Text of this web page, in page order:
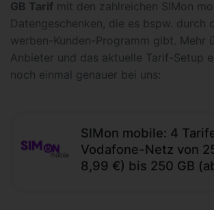
GB Tarif mit den zahlreichen SIMon
Datengeschenken, die es bspw. durch
werben-Kunden-Programm gibt. Mehr
Anbieter und das aktuelle Tarif-Setup
noch einmal genauer bei uns:
SIMon mobile: 4
Vodafone-Netz von
8,99 €) bis 250 GB